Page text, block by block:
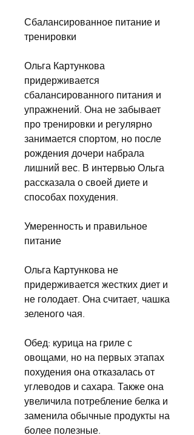
Сбалансированное питание и
тренировки
Ольга Картункова
придерживается
сбалансированного питания и
упражнений. Она не забывает
про тренировки и регулярно
занимается спортом, но после
рождения дочери набрала
лишний вес. В интервью Ольга
рассказала о своей диете и
способах похудения.
Умеренность и правильное
питание
Ольга Картункова не
придерживается жестких диет и
не голодает. Она считает, чашка
зеленого чая.
Обед: курица на гриле с
овощами, но на первых этапах
похудения она отказалась от
углеводов и сахара. Также она
увеличила потребление белка и
заменила обычные продукты на
более полезные.